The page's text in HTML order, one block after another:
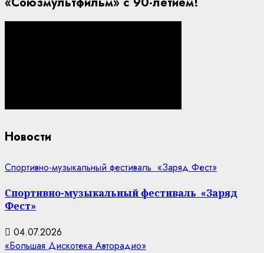
Новости
Спортивно-музыкальный фестиваль «Заряд Фест»
Спортивно-музыкальный фестиваль «Заряд
Фест»
04.07.2026
«Большая Дискотека Авторадио»